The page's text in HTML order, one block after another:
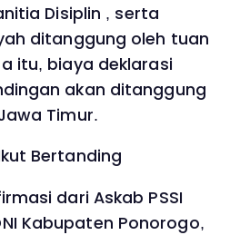
Disiplin , serta
ditanggung oleh tuan
itu, biaya deklarasi
akan ditanggung
Timur.
Bertanding
dari Askab PSSI
Kabupaten Ponorogo,